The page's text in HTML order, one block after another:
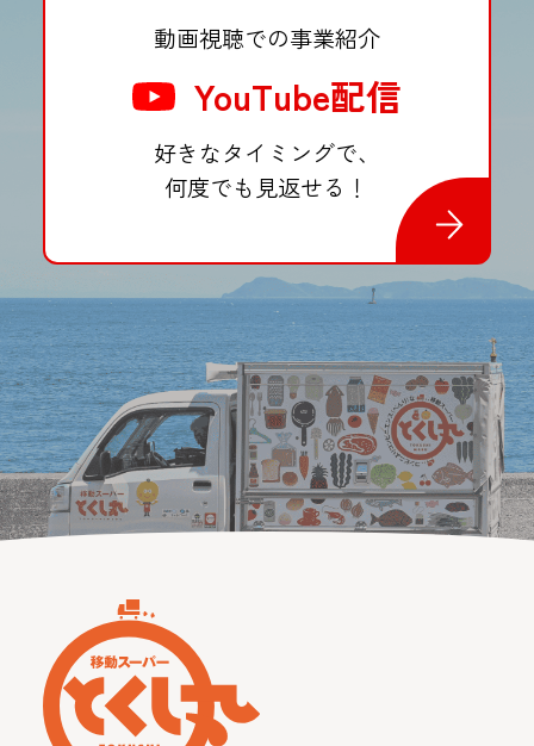
動画視聴での事業紹介
YouTube配信
好きなタイミングで、
何度でも見返せる！